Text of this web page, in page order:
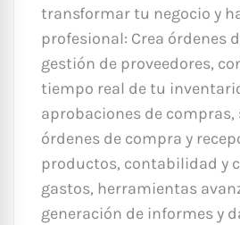
transformar tu negocio y
profesional: Crea órdenes
gestión de proveedores,
tiempo real de tu
aprobaciones de
órdenes de compra y
productos, contabilidad y
gastos, herramientas
generación de informes y